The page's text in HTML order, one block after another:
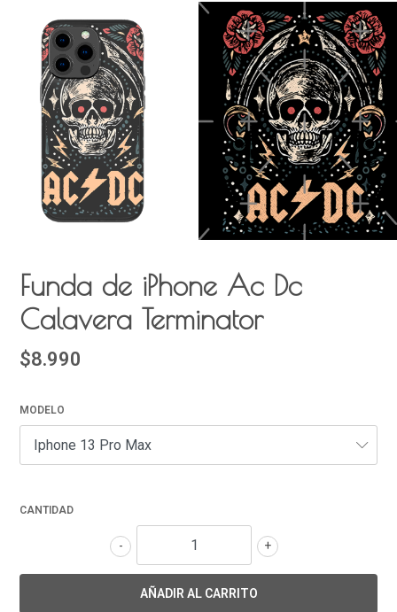
Funda de iPhone Ac Dc
Calavera Terminator
$8.990
MODELO
CANTIDAD
+
-